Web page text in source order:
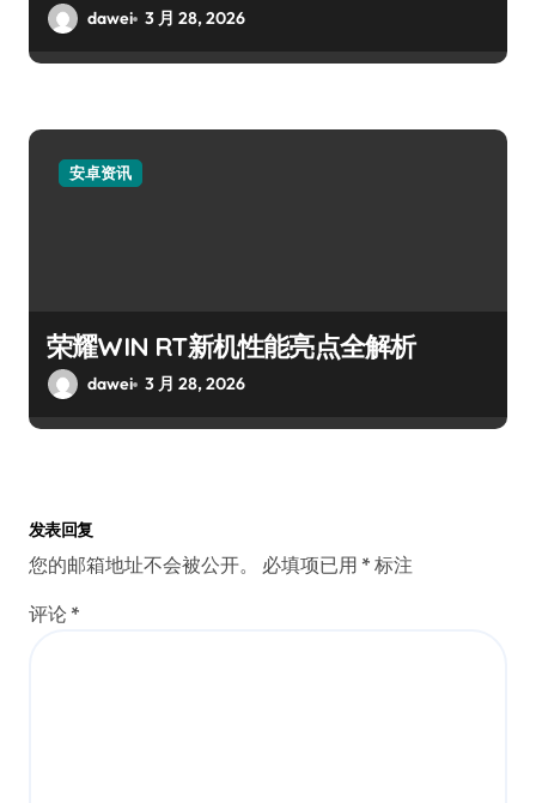
dawei 3 月 28, 2026
安卓资讯
荣耀WIN RT新机性能亮点全解析
dawei 3 月 28, 2026
发表回复
您的邮箱地址不会被公开。 必填项已用 * 标注
评论 *